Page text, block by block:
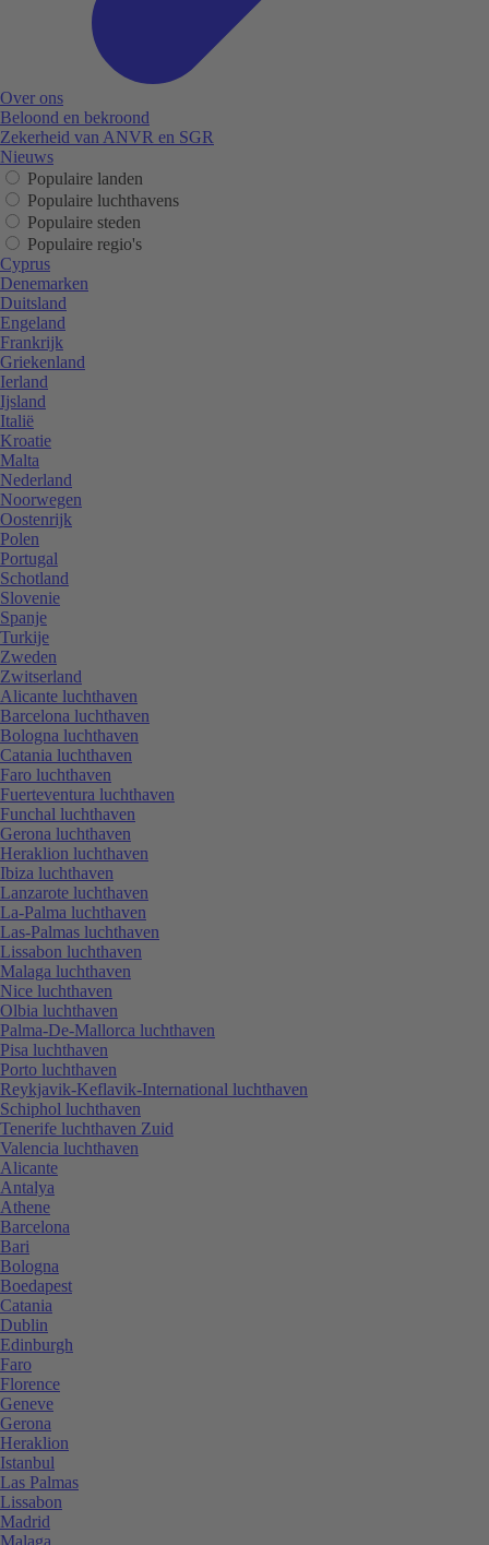
Over ons
Beloond en bekroond
Zekerheid van ANVR en SGR
Nieuws
Populaire landen
Populaire luchthavens
Populaire steden
Populaire regio's
Cyprus
Denemarken
Duitsland
Engeland
Frankrijk
Griekenland
Ierland
Ijsland
Italië
Kroatie
Malta
Nederland
Noorwegen
Oostenrijk
Polen
Portugal
Schotland
Slovenie
Spanje
Turkije
Zweden
Zwitserland
Alicante luchthaven
Barcelona luchthaven
Bologna luchthaven
Catania luchthaven
Faro luchthaven
Fuerteventura luchthaven
Funchal luchthaven
Gerona luchthaven
Heraklion luchthaven
Ibiza luchthaven
Lanzarote luchthaven
La-Palma luchthaven
Las-Palmas luchthaven
Lissabon luchthaven
Malaga luchthaven
Nice luchthaven
Olbia luchthaven
Palma-De-Mallorca luchthaven
Pisa luchthaven
Porto luchthaven
Reykjavik-Keflavik-International luchthaven
Schiphol luchthaven
Tenerife luchthaven Zuid
Valencia luchthaven
Alicante
Antalya
Athene
Barcelona
Bari
Bologna
Boedapest
Catania
Dublin
Edinburgh
Faro
Florence
Geneve
Gerona
Heraklion
Istanbul
Las Palmas
Lissabon
Madrid
Malaga